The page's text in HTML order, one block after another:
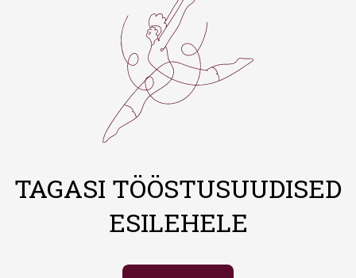
TAGASI TÖÖSTUSUUDISED
ESILEHELE